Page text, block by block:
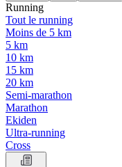
Running
Tout le running
Moins de 5 km
5 km
10 km
15 km
20 km
Semi-marathon
Marathon
Ekiden
Ultra-running
Cross